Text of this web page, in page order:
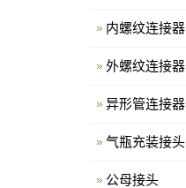
内螺纹连接器
外螺纹连接器
异形管连接器
气瓶充装接头
公母接头